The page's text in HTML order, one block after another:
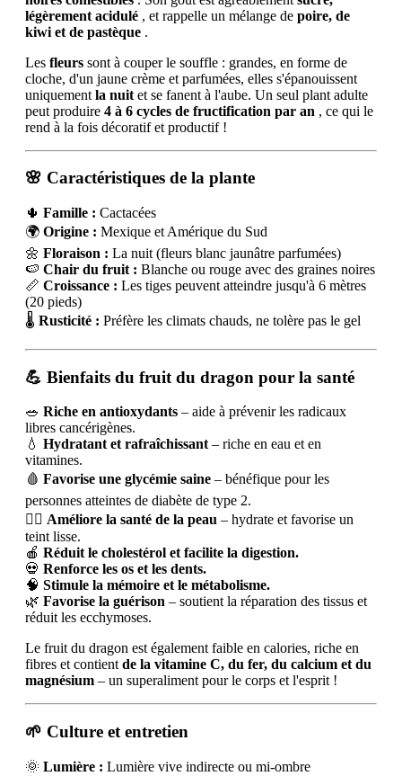
légèrement acidulé , et rappelle un mélange de poire, de
kiwi et de pastèque .
Les fleurs sont à couper le souffle : grandes, en forme de
cloche, d'un jaune crème et parfumées, elles s'épanouissent
uniquement la nuit et se fanent à l'aube. Un seul plant adulte
peut produire 4 à 6 cycles de fructification par an , ce qui le
rend à la fois décoratif et productif !
🌸 Caractéristiques de la plante
🌵 Famille : Cactacées
🌍 Origine : Mexique et Amérique du Sud
🌼 Floraison : La nuit (fleurs blanc jaunâtre parfumées)
🍉 Chair du fruit : Blanche ou rouge avec des graines noires
📏 Croissance : Les tiges peuvent atteindre jusqu'à 6 mètres
(20 pieds)
🌡️ Rusticité : Préfère les climats chauds, ne tolère pas le gel
💪 Bienfaits du fruit du dragon pour la santé
🥗 Riche en antioxydants – aide à prévenir les radicaux
libres cancérigènes.
💧 Hydratant et rafraîchissant– riche en eau et en
vitamines.
🩸 Favorise une glycémie saine – bénéfique pour les
personnes atteintes de diabète de type 2.
💆‍♀️ Améliore la santé de la peau – hydrate et favorise un
teint lisse.
🍎 Réduit le cholestérol et facilite la digestion.
💀 Renforce les os et les dents.
🧠 Stimule la mémoire et le métabolisme.
🌿 Favorise la guérison – soutient la réparation des tissus et
réduit les ecchymoses.
Le fruit du dragon est également faible en calories, riche en
fibres et contientde la vitamine C, du fer, du calcium et du
magnésium – un superaliment pour le corps et l'esprit !
🌱 Culture et entretien
🌞 Lumière : Lumière vive indirecte ou mi-ombre